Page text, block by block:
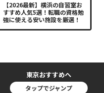
【2026最新】横浜の自習室お
すすめ人気5選！転職の資格勉
強に使える安い施設を厳選！
東京おすすめへ
タップでジャンプ